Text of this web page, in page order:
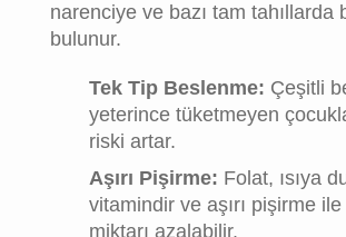
narenciye ve bazı tam tahıllarda
bulunur.
Tek Tip Beslenme: Çeşitli
yeterince tüketmeyen
riski artar.
Aşırı Pişirme: Folat, ısıya
vitamindir ve aşırı pişirme
miktarı azalabilir.